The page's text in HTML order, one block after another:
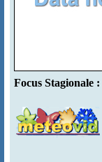
Focus Stagionale :